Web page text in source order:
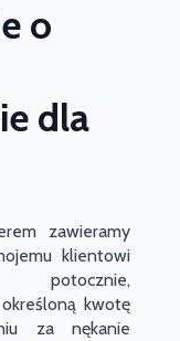
o
dla
zawieramy
klientowi
potocznie,
kwotę
za nękanie